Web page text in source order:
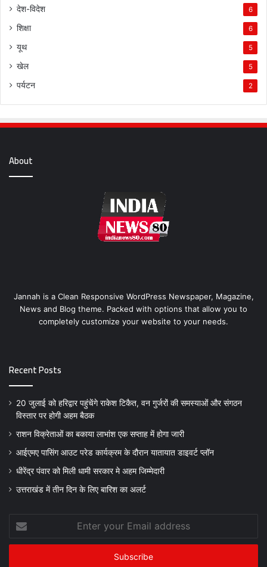
देश-विदेश 6
शिक्षा 6
यूथ 5
खेल 5
पर्यटन 2
About
Jannah is a Clean Responsive WordPress Newspaper, Magazine,
News and Blog theme. Packed with options that allow you to
completely customize your website to your needs.
Recent Posts
20 जुलाई को हरिद्वार पहुंचेंगे राकेश टिकैत, वन गुर्जरों की समस्याओं और संगठन
विस्तार पर होगी अहम बैठक
राशन विक्रेताओं का बकाया लाभांश एक सप्ताह में होगा जारी
आईएमए पासिंग आउट परेड कार्यक्रम के दौरान यातायात डाइवर्ट प्लॉन
धीरेंद्र पंवार को मिली धामी सरकार मे अहम जिम्मेदारी
उत्तराखंड में तीन दिन के लिए बारिश का अलर्ट
your
Email